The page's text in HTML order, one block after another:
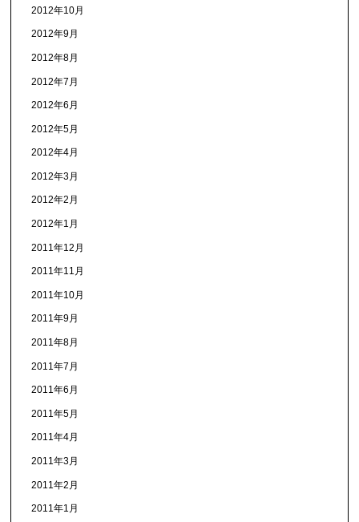
2012年10月
2012年9月
2012年8月
2012年7月
2012年6月
2012年5月
2012年4月
2012年3月
2012年2月
2012年1月
2011年12月
2011年11月
2011年10月
2011年9月
2011年8月
2011年7月
2011年6月
2011年5月
2011年4月
2011年3月
2011年2月
2011年1月